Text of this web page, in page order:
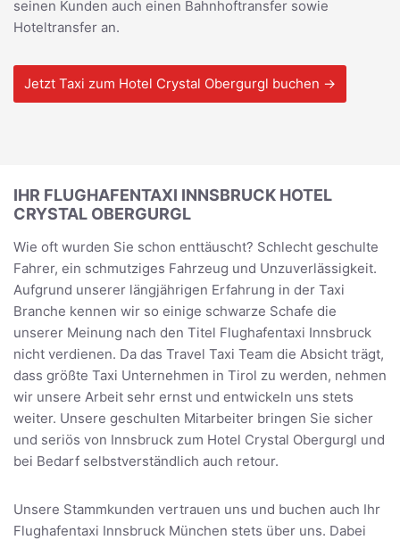
seinen Kunden auch einen Bahnhoftransfer sowie
Hoteltransfer an.
Jetzt Taxi zum Hotel Crystal Obergurgl buchen →
IHR FLUGHAFENTAXI INNSBRUCK HOTEL
CRYSTAL OBERGURGL
Wie oft wurden Sie schon enttäuscht? Schlecht geschulte
Fahrer, ein schmutziges Fahrzeug und Unzuverlässigkeit.
Aufgrund unserer längjährigen Erfahrung in der Taxi
Branche kennen wir so einige schwarze Schafe die
unserer Meinung nach den Titel Flughafentaxi Innsbruck
nicht verdienen. Da das Travel Taxi Team die Absicht trägt,
dass größte Taxi Unternehmen in Tirol zu werden, nehmen
wir unsere Arbeit sehr ernst und entwickeln uns stets
weiter. Unsere geschulten Mitarbeiter bringen Sie sicher
und seriös von Innsbruck zum Hotel Crystal Obergurgl und
bei Bedarf selbstverständlich auch retour.
Unsere Stammkunden vertrauen uns und buchen auch Ihr
Flughafentaxi Innsbruck München stets über uns. Dabei